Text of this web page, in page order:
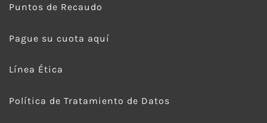
Puntos de Recaudo
Pague su cuota aquí
Línea Ética
Política de Tratamiento de Datos